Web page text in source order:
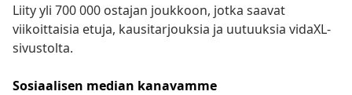
Liity yli 700 000 ostajan joukkoon, jotka saavat
viikoittaisia etuja, kausitarjouksia ja uutuuksia vidaXL-
sivustolta.
Sosiaalisen median kanavamme